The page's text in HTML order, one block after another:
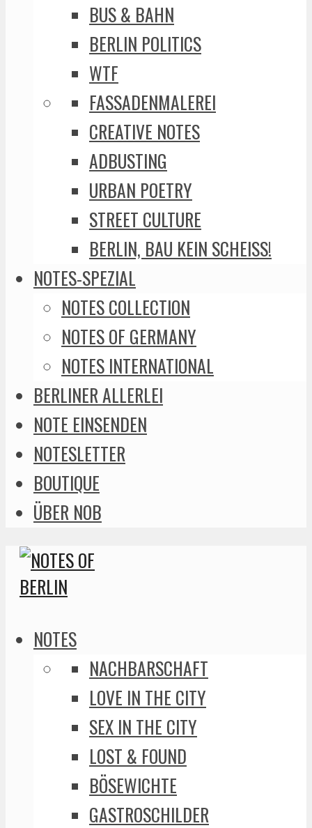
BUS & BAHN
BERLIN POLITICS
WTF
FASSADENMALEREI
CREATIVE NOTES
ADBUSTING
URBAN POETRY
STREET CULTURE
BERLIN, BAU KEIN SCHEISS!
NOTES-SPEZIAL
NOTES COLLECTION
NOTES OF GERMANY
NOTES INTERNATIONAL
BERLINER ALLERLEI
NOTE EINSENDEN
NOTESLETTER
BOUTIQUE
ÜBER NOB
NOTES
NACHBARSCHAFT
LOVE IN THE CITY
SEX IN THE CITY
LOST & FOUND
BÖSEWICHTE
GASTROSCHILDER